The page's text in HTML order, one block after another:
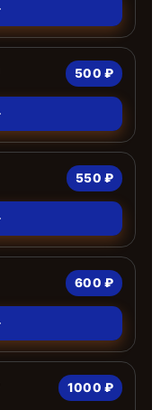
500 ₽
550 ₽
600 ₽
1000 ₽